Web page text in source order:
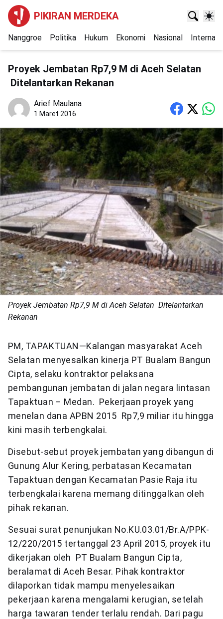
PIKIRAN MERDEKA
Nanggroe Politika Hukum Ekonomi Nasional
Proyek Jembatan Rp7,9 M di Aceh Selatan
Ditelantarkan Rekanan
Arief Maulana
1 Maret 2016
Proyek Jembatan Rp7,9 M di Aceh Selatan Ditelantarkan
Rekanan
PM, TAPAKTUAN—Kalangan masyarakat Aceh
Selatan menyesalkan kinerja PT Bualam Bangun
Cipta, selaku kontraktor pelaksana
pembangunan jembatan di jalan negara lintasan
Tapaktuan – Medan. Pekerjaan proyek yang
menelan dana APBN 2015 Rp7,9 miliar itu hingga
kini masih terbengkalai.
Disebut-sebut proyek jembatan yang dibangun di
Gunung Alur Kering, perbatasan Kecamatan
Tapaktuan dengan Kecamatan Pasie Raja itu
terbengkalai karena memang ditinggalkan oleh
pihak rekanan.
Sesuai surat penunjukan No.KU.03.01/Br.A/PPK-
12/220/2015 tertanggal 23 April 2015, proyek itu
dikerjakan oleh PT Bualam Bangun Cipta,
beralamat di Aceh Besar. Pihak kontraktor
dilaporkan tidak mampu menyelesaikan
pekerjaan karena mengalami kerugian, setelah
harga tawaran tender terlalu rendah. Dari pagu